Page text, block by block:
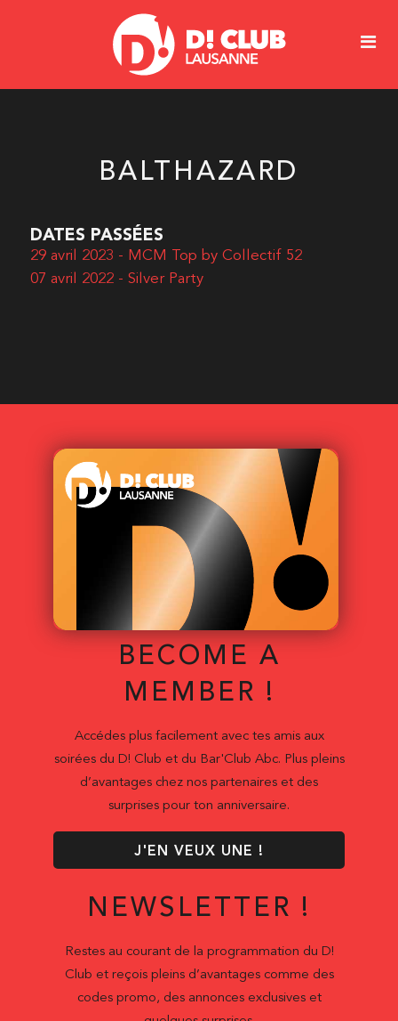
BALTHAZARD
DATES PASSÉES
29 avril 2023 - MCM Top by Collectif 52
07 avril 2022 - Silver Party
BECOME A
MEMBER !
Accédes plus facilement avec tes amis aux
soirées du D! Club et du Bar'Club Abc. Plus pleins
d’avantages chez nos partenaires et des
surprises pour ton anniversaire.
J'EN VEUX UNE !
NEWSLETTER !
Restes au courant de la programmation du D!
Club et reçois pleins d’avantages comme des
codes promo, des annonces exclusives et